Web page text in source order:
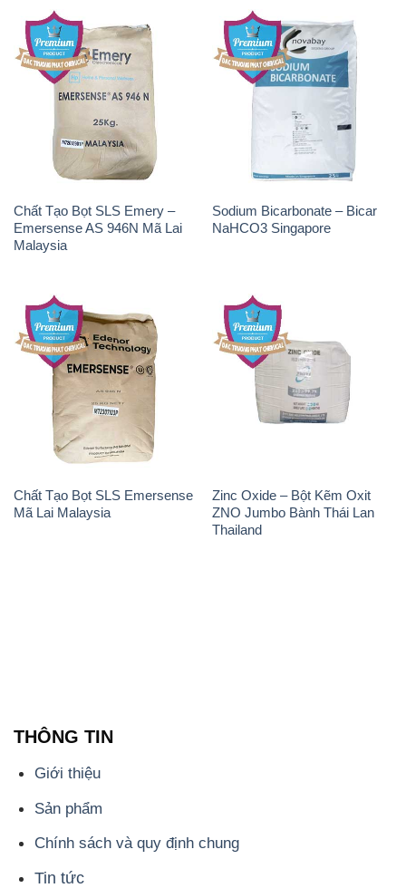
Chất Tạo Bọt SLS Emery –
Emersense AS 946N Mã Lai
Malaysia
Sodium Bicarbonate – Bicar
NaHCO3 Singapore
Chất Tạo Bọt SLS Emersense
Mã Lai Malaysia
Zinc Oxide – Bột Kẽm Oxit
ZNO Jumbo Bành Thái Lan
Thailand
THÔNG TIN
Giới thiệu
Sản phẩm
Chính sách và quy định chung
Tin tức